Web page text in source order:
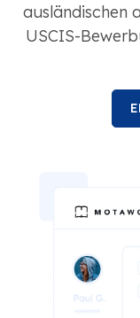
ausländischen
USCIS-